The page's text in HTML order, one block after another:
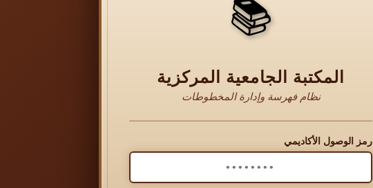
📚
المكتبة الجامعية المركزية
نظام فهرسة وإدارة المخطوطات
رمز الوصول الأكاديمي